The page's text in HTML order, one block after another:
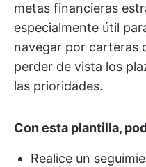
metas financieras
especialmente útil
navegar por carteras
perder de vista los
las prioridades.
Con esta plantilla,
Realice un